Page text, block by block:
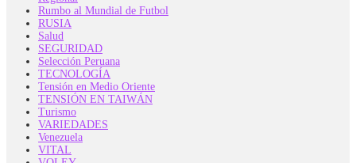
Rumbo al Mundial de Futbol
RUSIA
Salud
SEGURIDAD
Selección Peruana
TECNOLOGÍA
Tensión en Medio Oriente
TENSIÓN EN TAIWÁN
Turismo
VARIEDADES
Venezuela
VITAL